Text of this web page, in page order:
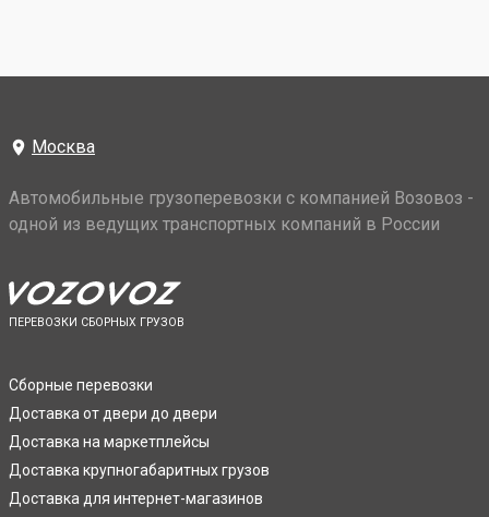
Москва
Автомобильные грузоперевозки с компанией Возовоз -
одной из ведущих транспортных компаний в России
ПЕРЕВОЗКИ СБОРНЫХ ГРУЗОВ
Сборные перевозки
Доставка от двери до двери
Доставка на маркетплейсы
Доставка крупногабаритных грузов
Доставка для интернет-магазинов